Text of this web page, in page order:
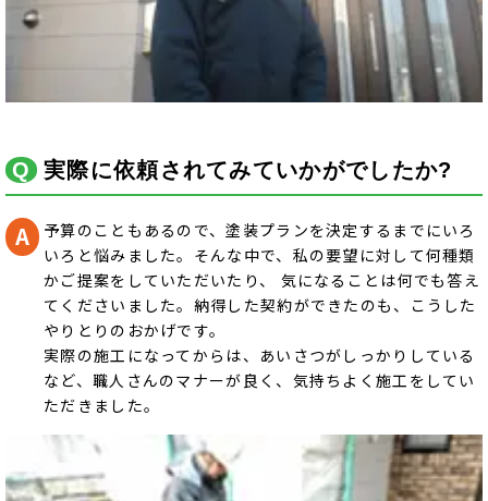
実際に依頼されてみていかがでしたか?
予算のこともあるので、塗装プランを決定するまでにいろ
いろと悩みました。そんな中で、私の要望に対して何種類
かご提案をしていただいたり、 気になることは何でも答え
てくださいました。納得した契約ができたのも、こうした
やりとりのおかげです。
実際の施工になってからは、あいさつがしっかりしている
など、職人さんのマナーが良く、気持ちよく施工をしてい
ただきました。